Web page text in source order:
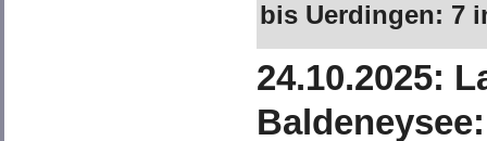
bis Uerdingen: 7
24.10.2025: